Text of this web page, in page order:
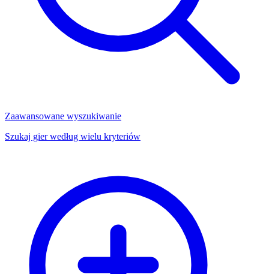
Zaawansowane wyszukiwanie
Szukaj gier według wielu kryteriów